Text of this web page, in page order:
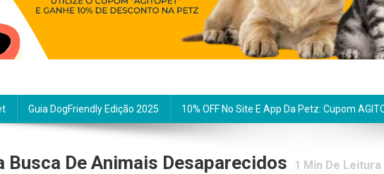
Guia DogFriendly Edição 2025 10% OFF No Site E App Da Petz: Cupom
Busca De Animais Desaparecidos 1 Min De Leitura